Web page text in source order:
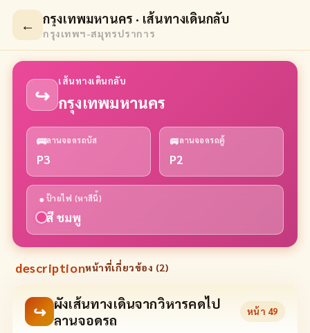
← กรุงเทพมหานคร · เส้นทางเดินกลับ
กรุงเทพฯ-สมุทรปราการ
↪
เส้นทางเดินกลับ
กรุงเทพมหานคร
🚌ลานจอดรถบัส
P3
🚐ลานจอดรถตู้
P2
● ป้ายไฟ (หาสีนี้)
สี ชมพู
descriptionหน้าที่เกี่ยวข้อง (2)
↪ ผังเส้นทางเดินจากวิหารคดไป
ลานจอดรถ
หน้า 49